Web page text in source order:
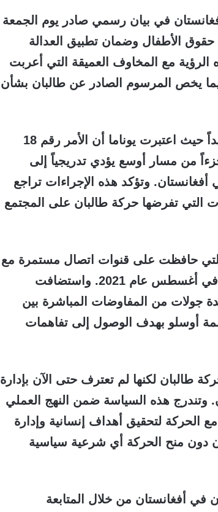
في بيان رسمي صادر يوم الجمعة
الأطفال وضمان تطبيق العدالة
الرؤية مع المخاوف العميقة التي أعربت
فيما يخص المرسوم الصادر عن طالبان بشأن
تثير الأوامر التنظيمية الأخيرة قلقاً دولياً متزايداً حيث اعتبرت يوناما أن الأمر رقم 18
من مسار أوسع يؤدي تدريجياً إلى
وتؤكد هذه الإجراءات تراجع
التي تفرضها حركة طالبان على المجتمع
التي حافظت على قنوات اتصال مستمرة مع
حركة طالبان منذ عودة الحركة إلى السلطة في أغسطس عام 2021. واستضافت
جولات من المفاوضات المباشرة بين
أوسلو بهدف الوصول إلى تفاهمات
طالبان لكنها لم تعترف حتى الآن بإدارة
وتندرج هذه السياسة ضمن النهج العملي
الحركة لتحقيق أهداف إنسانية وإدارة
دون منح الحركة أي شرعية سياسية
أفغانستان من خلال المتابعة